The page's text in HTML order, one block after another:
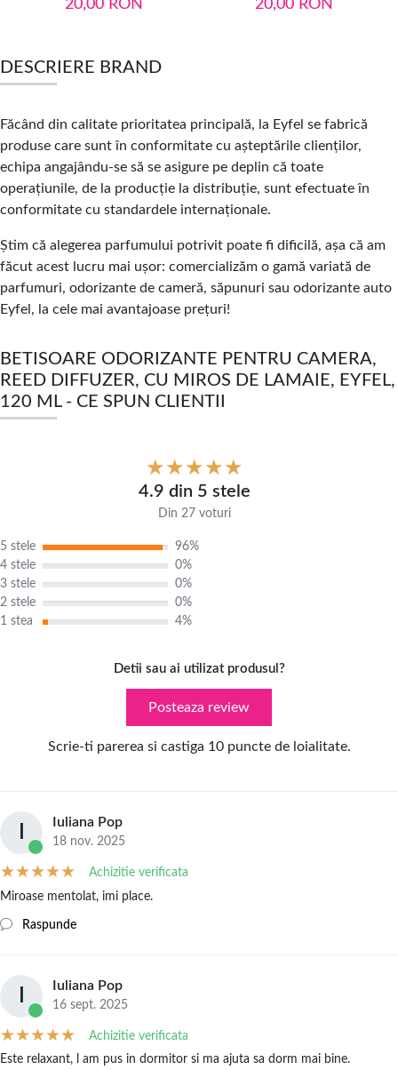
20,00 RON 20,00 RON
DESCRIERE BRAND
Făcând din calitate prioritatea principală, la Eyfel se fabrică
produse care sunt în conformitate cu așteptările clienților,
echipa angajându-se să se asigure pe deplin că toate
operațiunile, de la producție la distribuție, sunt efectuate în
conformitate cu standardele internaționale.
Știm că alegerea parfumului potrivit poate fi dificilă, așa că am
făcut acest lucru mai ușor: comercializăm o gamă variată de
parfumuri, odorizante de cameră, săpunuri sau odorizante auto
Eyfel, la cele mai avantajoase prețuri!
BETISOARE ODORIZANTE PENTRU CAMERA,
REED DIFFUZER, CU MIROS DE LAMAIE, EYFEL,
120 ML - CE SPUN CLIENTII
4.9 din 5 stele
Din 27 voturi
5 stele
96%
4 stele
0%
3 stele
0%
2 stele
0%
1 stea
4%
Detii sau ai utilizat produsul?
Posteaza review
Scrie-ti parerea si castiga 10 puncte de loialitate.
Iuliana Pop
18 nov. 2025
Achizitie verificata
Miroase mentolat, imi place.
Raspunde
Iuliana Pop
16 sept. 2025
Achizitie verificata
Este relaxant, l am pus in dormitor si ma ajuta sa dorm mai bine.